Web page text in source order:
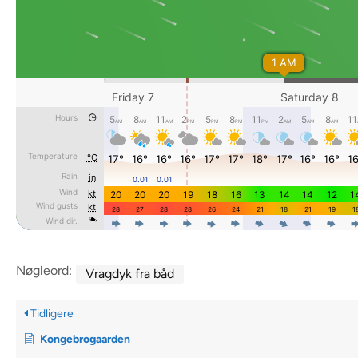
Nøgleord: Vragdyk fra båd
Tidligere
Kongebrogaarden